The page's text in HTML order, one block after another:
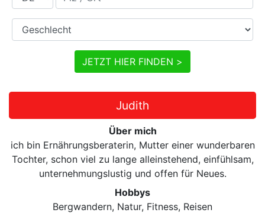
Geschlecht
JETZT HIER FINDEN >
Judith
Über mich
ich bin Ernährungsberaterin, Mutter einer wunderbaren
Tochter, schon viel zu lange alleinstehend, einfühlsam,
unternehmungslustig und offen für Neues.
Hobbys
Bergwandern, Natur, Fitness, Reisen